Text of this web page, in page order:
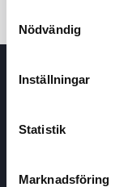
Nödvändig
Inställningar
Statistik
Marknadsföring